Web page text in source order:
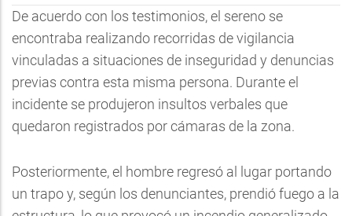
De acuerdo con los testimonios, el sereno se
encontraba realizando recorridas de vigilancia
vinculadas a situaciones de inseguridad y denuncias
previas contra esta misma persona. Durante el
incidente se produjeron insultos verbales que
quedaron registrados por cámaras de la zona.
Posteriormente, el hombre regresó al lugar portando
un trapo y, según los denunciantes, prendió fuego a la